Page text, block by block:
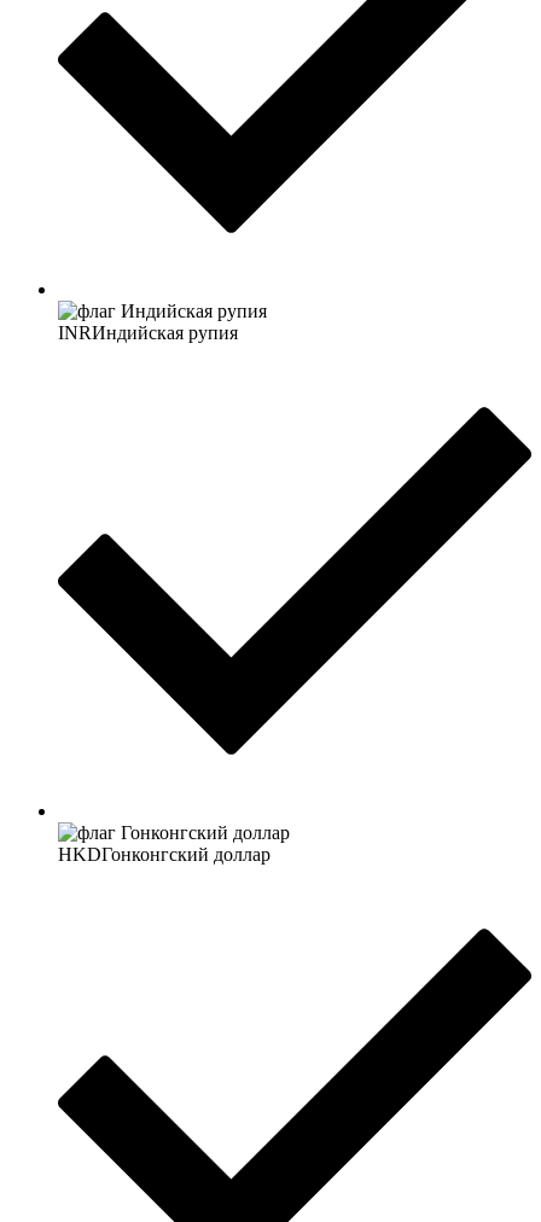
INRИндийская рупия
HKDГонконгский доллар